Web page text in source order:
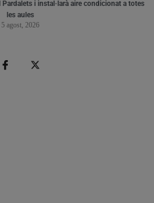
i instal·larà aire condicionat a totes
les aules
5 agost, 2026